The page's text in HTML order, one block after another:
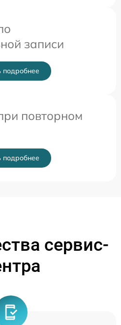
записи
подробнее
повторном
подробнее
сервис-